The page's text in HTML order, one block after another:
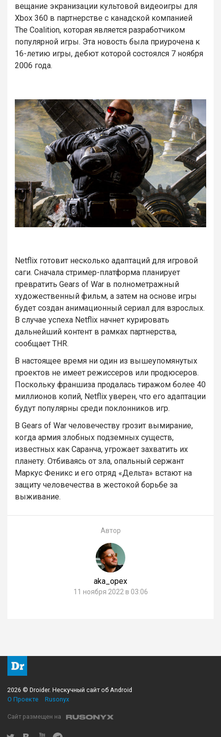
вещание экранизации культовой видеоигры для
Xbox 360 в партнерстве с канадской компанией
The Coalition, которая является разработчиком
популярной игры. Эта новость была приурочена к
16-летию игры, дебют которой состоялся 7 ноября
2006 года.
Netflix готовит несколько адаптаций для игровой
саги. Сначала стример-платформа планирует
превратить Gears of War в полнометражный
художественный фильм, а затем на основе игры
будет создан анимационный сериал для взрослых.
В случае успеха Netflix начнет курировать
дальнейший контент в рамках партнерства,
сообщает THR.
В настоящее время ни один из вышеупомянутых
проектов не имеет режиссеров или продюсеров.
Поскольку франшиза продалась тиражом более 40
миллионов копий, Netflix уверен, что его адаптации
будут популярны среди поклонников игр.
В Gears of War человечеству грозит вымирание,
когда армия злобных подземных существ,
известных как Саранча, угрожает захватить их
планету. Отбиваясь от зла, опальный сержант
Маркус Феникс и его отряд «Дельта» встают на
защиту человечества в жестокой борьбе за
выживание.
Автор
aka_opex
11 ноября 2022 в 03:06
2026 © Droider. Нескучный сайт об Android
О Проекте
Rusonyx
Сайт размещен на